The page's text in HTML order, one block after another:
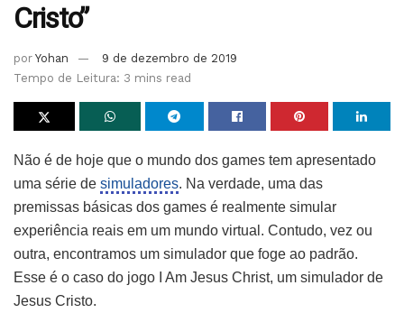
Cristo”
por Yohan
9 de dezembro de 2019
Tempo de Leitura: 3 mins read
Não é de hoje que o mundo dos games tem apresentado
uma série de simuladores. Na verdade, uma das
premissas básicas dos games é realmente simular
experiência reais em um mundo virtual. Contudo, vez ou
outra, encontramos um simulador que foge ao padrão.
Esse é o caso do jogo I Am Jesus Christ, um simulador de
Jesus Cristo.